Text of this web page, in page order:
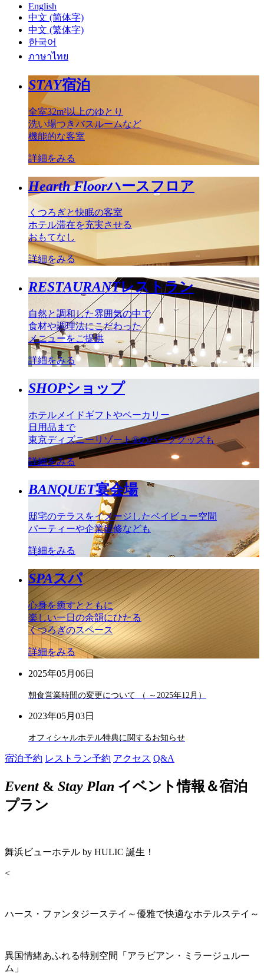
English
中文 (简体字)
中文 (繁体字)
한국어
ภาษาไทย
STAY宿泊
全室32m²以上のゆとり
洗い場つきバスルームなど
機能的な客室
詳細をみる
Hearth Floorハースフロア
くつろぎと快眠の客室
ホテル滞在を充実させる
おもてなし
詳細をみる
RESTAURANTレストラン
自然と調和した雰囲気の中で
食材や調理法にこだわった
メニューをご提供
詳細をみる
SHOPショップ
ホテルメイドギフトやベーカリー
日用品まで
東京ディズニーリゾート®のパークグッズも
詳細をみる
BANQUET宴会場
邸宅のテラスをイメージしたベイビュー空間
パーティーや企業研修なども
詳細をみる
SPAスパ
心身を癒すとともに
楽しい一日の余韻にひたる
くつろぎのスペース
詳細をみる
2025年05月06日
朝食営業時間の変更について （ ～2025年12月）
2023年05月03日
オフィシャルホテル特典に関するお知らせ
宿泊予約 レストラン予約 アクセス Q&A
Event& Stay Plan イベント情報＆宿泊
プラン
舞浜ビューホテル by HULIC 誕生！
<
ハース・ファンタジーステイ～優雅で快適なホテルステイ～
異国情緒あふれる特別空間「アラビアン・ミラージュルー
ム」